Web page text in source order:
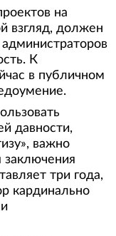
на
взгляд, должен
К
в публичном
давности,
важно
заключения
три года,
кардинально